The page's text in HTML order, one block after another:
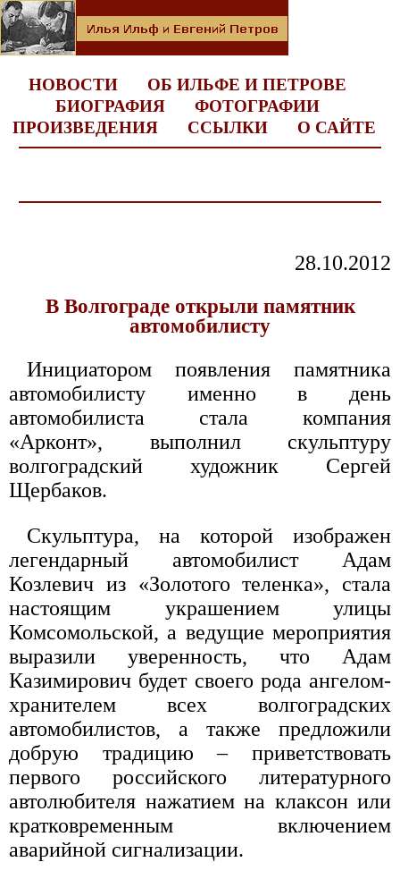
НОВОСТИ
ОБ ИЛЬФЕ И ПЕТРОВЕ
БИОГРАФИЯ
ФОТОГРАФИИ
ПРОИЗВЕДЕНИЯ
ССЫЛКИ О САЙТЕ
28.10.2012
В Волгограде открыли памятник
автомобилисту
Инициатором появления памятника
автомобилисту именно в день
автомобилиста стала компания
«Арконт», выполнил скульптуру
волгоградский художник Сергей
Щербаков.
Скульптура, на которой изображен
легендарный автомобилист Адам
Козлевич из «Золотого теленка», стала
настоящим украшением улицы
Комсомольской, а ведущие мероприятия
выразили уверенность, что Адам
Казимирович будет своего рода ангелом-
хранителем всех волгоградских
автомобилистов, а также предложили
добрую традицию – приветствовать
первого российского литературного
автолюбителя нажатием на клаксон или
кратковременным включением
аварийной сигнализации.